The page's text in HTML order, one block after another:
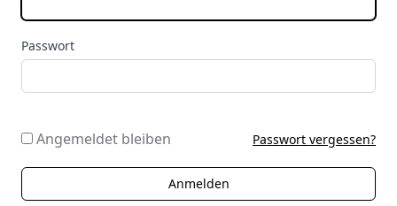
Passwort
Angemeldet bleiben Passwort vergessen?